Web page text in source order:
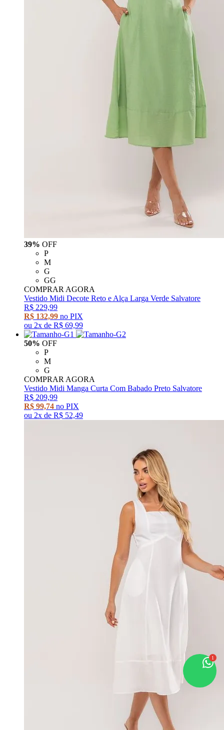
39% OFF
P
M
G
GG
COMPRAR AGORA
Vestido Midi Decote Reto e Alça Larga Verde Salvatore
R$ 229,99
R$ 132,99 no PIX
ou 2x de R$ 69,99
50% OFF
P
M
G
COMPRAR AGORA
Vestido Midi Manga Curta Com Babado Preto Salvatore
R$ 209,99
R$ 99,74 no PIX
ou 2x de R$ 52,49